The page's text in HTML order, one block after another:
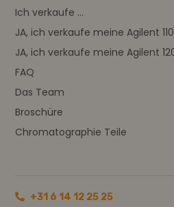
Ich verkaufe ...
JA, ich verkaufe meine Agilent
JA, ich verkaufe meine Agilent
FAQ
Das Team
Broschüre
Chromatographie Teile
+31 6 14 12 25 25